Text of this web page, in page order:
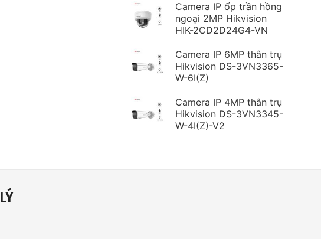
Camera IP ốp trần hồng
ngoại 2MP Hikvision
HIK-2CD2D24G4-VN
Camera IP 6MP thân trụ
Hikvision DS-3VN3365-
W-6I(Z)
Camera IP 4MP thân trụ
Hikvision DS-3VN3345-
W-4I(Z)-V2